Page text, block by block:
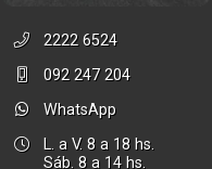
2222 6524
092 247 204
WhatsApp
L. a V. 8 a 18 hs.
Sáb. 8 a 14 hs.